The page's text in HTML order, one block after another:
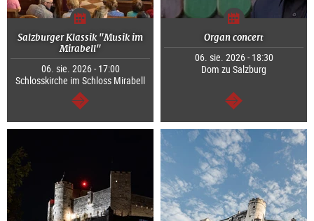
Salzburger Klassik "Musik im
Mirabell"
06. sie. 2026 - 17:00
Schlosskirche im Schloss Mirabell
dalej
Organ concert
06. sie. 2026 - 18:30
Dom zu Salzburg
dalej